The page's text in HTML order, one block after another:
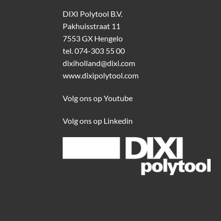
DIXI Polytool B.V.
Pakhuisstraat 11
7553 GX Hengelo
tel.074-303 55 00
dixiholland@dixi.com
www.dixipolytool.com
Volg ons op Youtube
Volg ons op Linkedin